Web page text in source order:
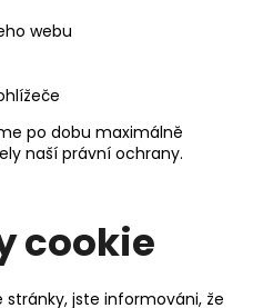
webu
po dobu maximálně
naší právní ochrany.
cookie
jste informováni, že